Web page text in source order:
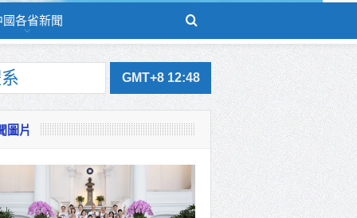
國各省新聞
GMT+8 12:48
圖片